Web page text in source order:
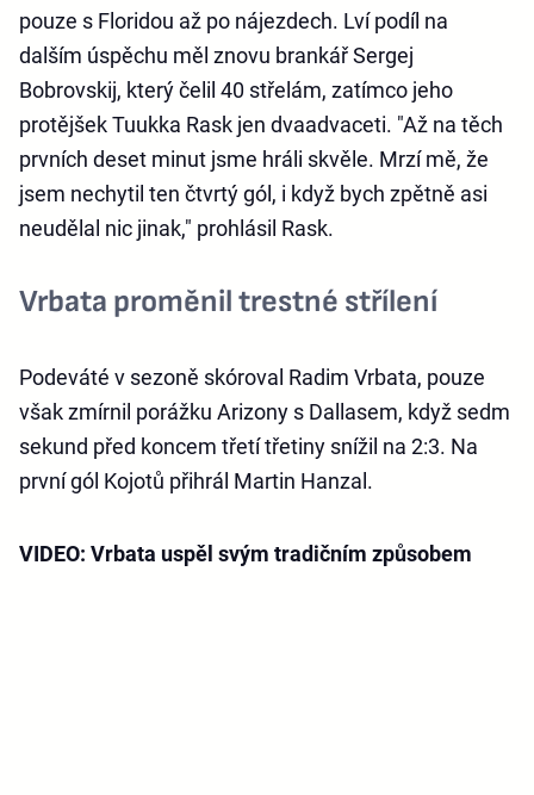
pouze s Floridou až po nájezdech. Lví podíl na
dalším úspěchu měl znovu brankář Sergej
Bobrovskij, který čelil 40 střelám, zatímco jeho
protějšek Tuukka Rask jen dvaadvaceti. "Až na těch
prvních deset minut jsme hráli skvěle. Mrzí mě, že
jsem nechytil ten čtvrtý gól, i když bych zpětně asi
neudělal nic jinak," prohlásil Rask.
Vrbata proměnil trestné střílení
Podeváté v sezoně skóroval Radim Vrbata, pouze
však zmírnil porážku Arizony s Dallasem, když sedm
sekund před koncem třetí třetiny snížil na 2:3. Na
první gól Kojotů přihrál Martin Hanzal.
VIDEO: Vrbata uspěl svým tradičním způsobem